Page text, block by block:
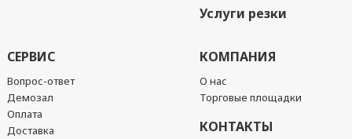
Услуги резки
СЕРВИС
Вопрос-ответ
Демозал
Оплата
Доставка
КОМПАНИЯ
О нас
Торговые площадки
КОНТАКТЫ